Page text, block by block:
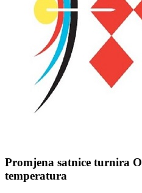
Promjena satnice turnira
temperatura